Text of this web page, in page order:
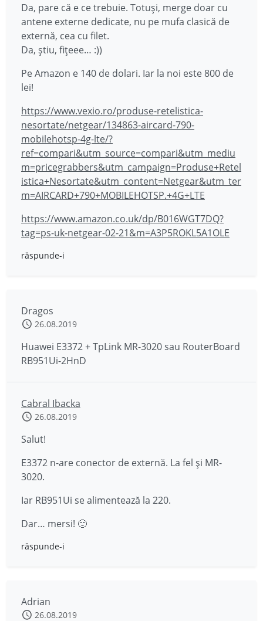
Da, pare că e ce trebuie. Totuși, merge doar cu
antene externe dedicate, nu pe mufa clasică de
externă, cea cu filet.
Da, știu, fițeee… :))
Pe Amazon e 140 de dolari. Iar la noi este 800 de
lei!
https://www.vexio.ro/produse-retelistica-
nesortate/netgear/134863-aircard-790-
mobilehotsp-4g-lte/?
ref=compari&utm_source=compari&utm_mediu
m=pricegrabbers&utm_campaign=Produse+Retel
istica+Nesortate&utm_content=Netgear&utm_ter
m=AIRCARD+790+MOBILEHOTSP.+4G+LTE
https://www.amazon.co.uk/dp/B016WGT7DQ?
tag=ps-uk-netgear-02-21&m=A3P5ROKL5A1OLE
răspunde-i
Dragos
26.08.2019
Huawei E3372 + TpLink MR-3020 sau RouterBoard
RB951Ui-2HnD
Cabral Ibacka
26.08.2019
Salut!
E3372 n-are conector de externă. La fel și MR-
3020.
Iar RB951Ui se alimentează la 220.
Dar… mersi! 🙂
răspunde-i
Adrian
26.08.2019